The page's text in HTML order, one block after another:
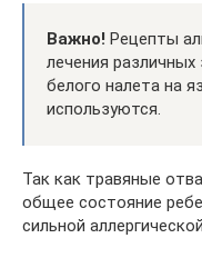
Важно! Рецепты
лечения различных
белого налета на
используются.
Так как травяные
общее состояние
сильной